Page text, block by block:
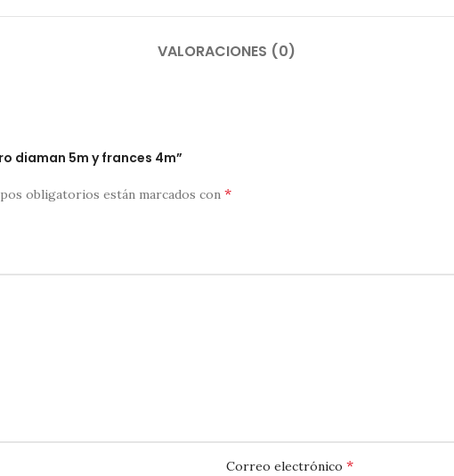
VALORACIONES (0)
diaman 5m y frances 4m”
obligatorios están marcados con *
Correo electrónico *